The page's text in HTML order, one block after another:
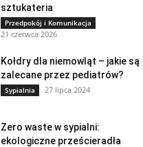
sztukateria
Przedpokój i Komunikacja
21 czerwca 2026
Kołdry dla niemowląt – jakie są
zalecane przez pediatrów?
Sypialnia 27 lipca 2024
Zero waste w sypialni:
ekologiczne prześcieradła